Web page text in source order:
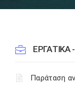
ΕΡΓΑΤΙΚΑ
Παράταση